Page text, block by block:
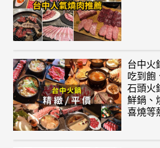
台中火
吃到飽
石頭火
鮮鍋、
喜燒等